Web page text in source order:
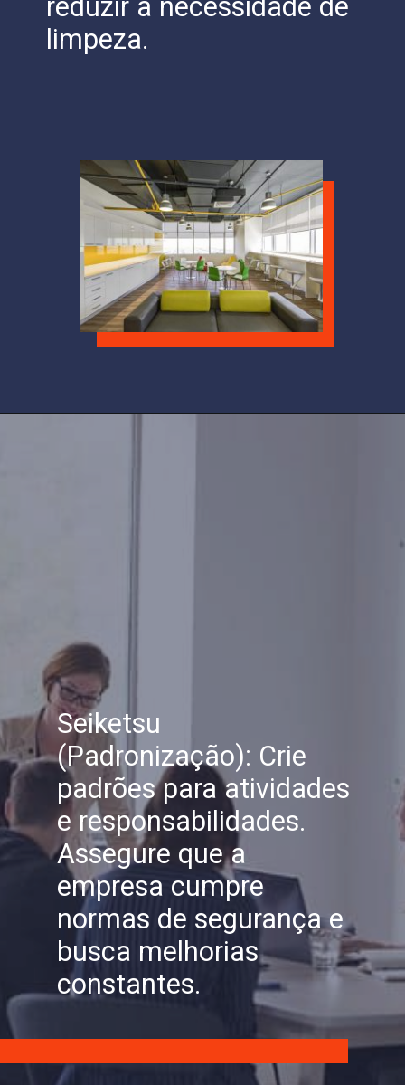
reduzir a necessidade de
limpeza.
Seiketsu
(Padronização): Crie
padrões para atividades
e responsabilidades.
Assegure que a
empresa cumpre
normas de segurança e
busca melhorias
constantes.